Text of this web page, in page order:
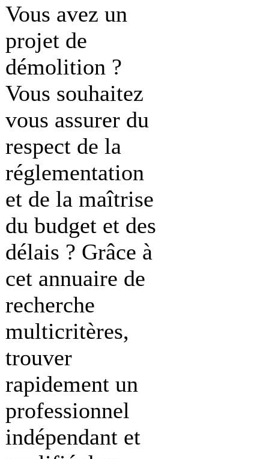
Vous avez un
projet de
démolition ?
Vous souhaitez
vous assurer du
respect de la
réglementation
et de la maîtrise
du budget et des
délais ? Grâce à
cet annuaire de
recherche
multicritères,
trouver
rapidement un
professionnel
indépendant et